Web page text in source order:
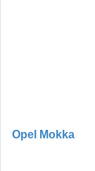
Opel Mokka